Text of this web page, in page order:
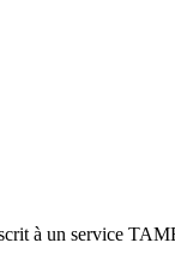
à un service